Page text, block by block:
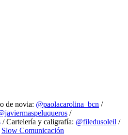
de novia: @paolacarolina_bcn /
/
/ Cartelería y caligrafía: @filedusoleil /
Slow Comunicación